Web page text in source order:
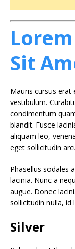
Sit
Mauris cursus erat
vestibulum. Curabitur porttitor felis ut urna adipiscing, id
condimentum
blandit. Fusce
aliquam leo, venenatis
eget sollicitudin
Phasellus sodales augue id massa tempus, ut ultricies justo
lacinia. Nunc a
augue. Donec lacinia, est vitae fringilla luctus, augue est
sollicitudin nulla, id
Silver